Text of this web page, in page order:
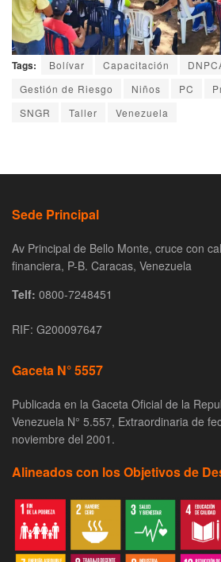
Tags: Bolívar Capacitación
Gestión de Riesgo
Niños PC
SNGR
Taller Venezuela
Sede Principal
Av Principal de Bello Monte, cruce con
financiera, P-B. Caracas, Venezuela
Telf: 0800-7248451
RIF: G200097647
Gaceta N° 5557
Publicada en la Gaceta Oficial de la
Venezuela N° 5.557, Extraordinaria de
noviembre del 2001.
Alineados con los Objetivos de